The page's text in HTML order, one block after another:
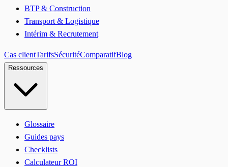
BTP & Construction
Transport & Logistique
Intérim & Recrutement
Cas clientTarifsSécuritéComparatifBlog
Ressources
Glossaire
Guides pays
Checklists
Calculateur ROI